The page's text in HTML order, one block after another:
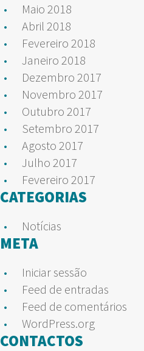
Maio 2018
Abril 2018
Fevereiro 2018
Janeiro 2018
Dezembro 2017
Novembro 2017
Outubro 2017
Setembro 2017
Agosto 2017
Julho 2017
Fevereiro 2017
CATEGORIAS
Notícias
META
Iniciar sessão
Feed de entradas
Feed de comentários
WordPress.org
CONTACTOS